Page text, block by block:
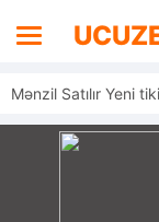
Mənzil Satılır Yeni